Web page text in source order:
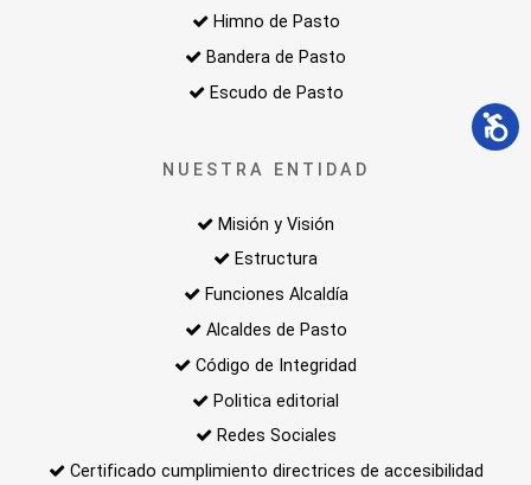
Himno de Pasto
Bandera de Pasto
Escudo de Pasto
NUESTRA ENTIDAD
Misión y Visión
Estructura
Funciones Alcaldía
Alcaldes de Pasto
Código de Integridad
Politica editorial
Redes Sociales
Certificado cumplimiento directrices de accesibilidad